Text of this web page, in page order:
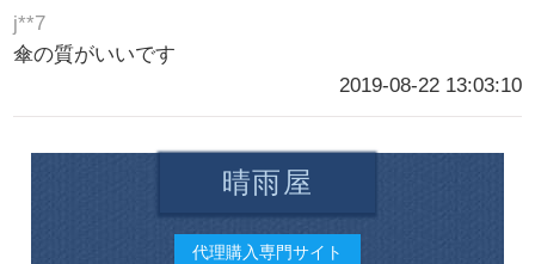
j**7
傘の質がいいです
2019-08-22 13:03:10
晴雨屋
代理購入専門サイト